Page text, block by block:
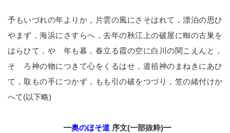
予もいづれの年よりか，片雲の風にさそはれて，漂泊の思ひ
やまず，海浜にさすらへ，去年の秋江上の破屋に蜘の古巣を
はらひて，やゝ年も暮，春立る霞の空に白川の関こえんと，
そゞろ神の物につきて心をくるはせ，道祖神のまねきにあひ
て，取もの手につかず，もも引の破をつづり，笠の緒付けか
へて(以下略)
━奥のほそ道序文(一部抜粋)━